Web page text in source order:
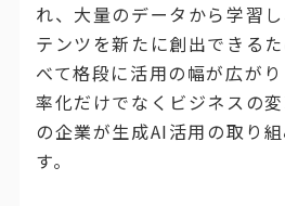
れ、大量のデータから学習
テンツを新たに創出できる
べて格段に活用の幅が広が
率化だけでなくビジネスの
の企業が生成AI活用の取り
す。